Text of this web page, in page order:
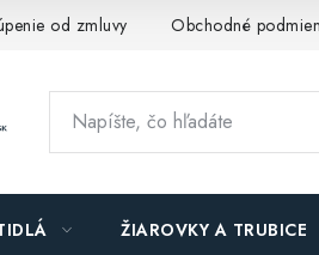
od zmluvy Obchodné
ŽIAROVKY A TRUBICE